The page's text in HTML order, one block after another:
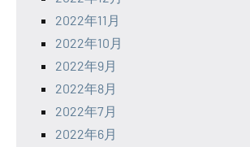
2022年11月
2022年10月
2022年9月
2022年8月
2022年7月
2022年6月